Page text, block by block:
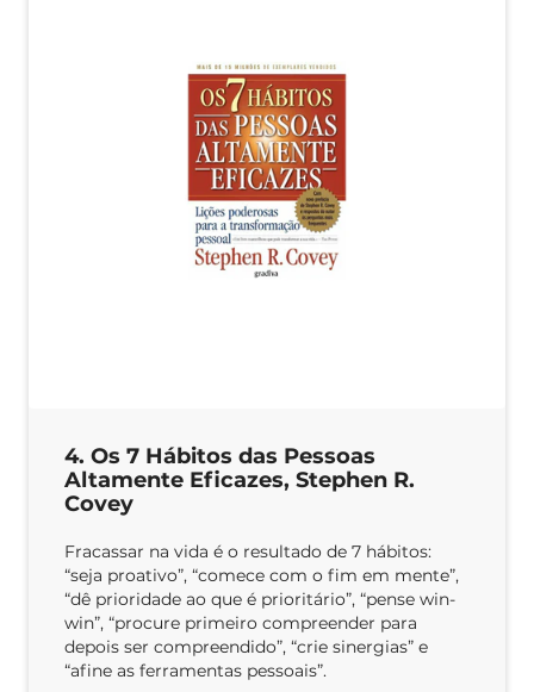
4. Os 7 Hábitos das Pessoas
Altamente Eficazes, Stephen R.
Covey
Fracassar na vida é o resultado de 7 hábitos:
“seja proativo”, “comece com o fim em mente”,
“dê prioridade ao que é prioritário”, “pense win-
win”, “procure primeiro compreender para
depois ser compreendido”, “crie sinergias” e
“afine as ferramentas pessoais”.